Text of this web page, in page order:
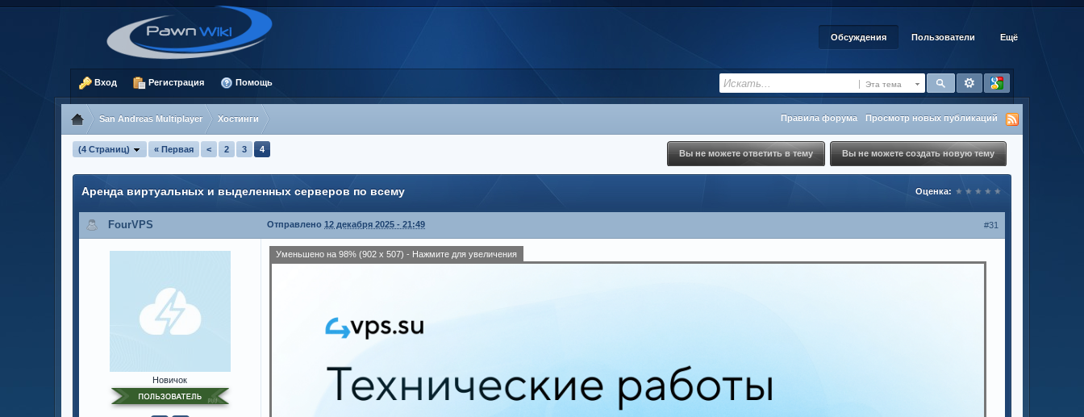
Обсуждения Пользователи Ещё
Эта тема
Вход Регистрация Помощь
San Andreas Multiplayer Хостинги Правила форума Просмотр новых публикаций
(4 Страниц) « Первая < 2 3 4 Вы не можете создать новую тему
Вы не можете ответить в тему
Аренда виртуальных и выделенных серверов по всему Оценка:
#31
FourVPS Отправлено12 декабря 2025 - 21:49
Новичок
Уменьшено на 98% (902 x 507) - Нажмите для увеличения